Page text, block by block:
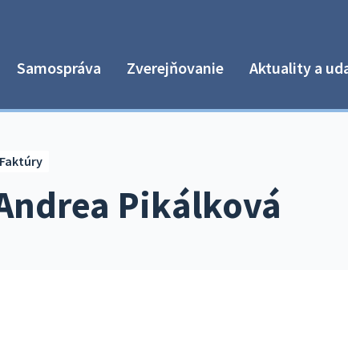
Samospráva Zverejňovanie Aktuality a
Pikálková
Faktúry